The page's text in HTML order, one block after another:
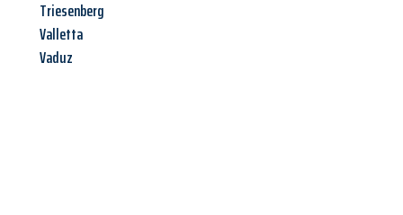
Triesenberg
Valletta
Vaduz